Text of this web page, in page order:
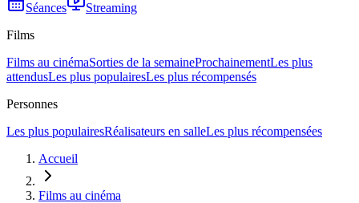
Séances
Streaming
Films
Films au cinémaSorties de la semaineProchainementLes plus
attendusLes plus populairesLes plus récompensés
Personnes
Les plus populairesRéalisateurs en salleLes plus récompensées
Accueil
Films au cinéma